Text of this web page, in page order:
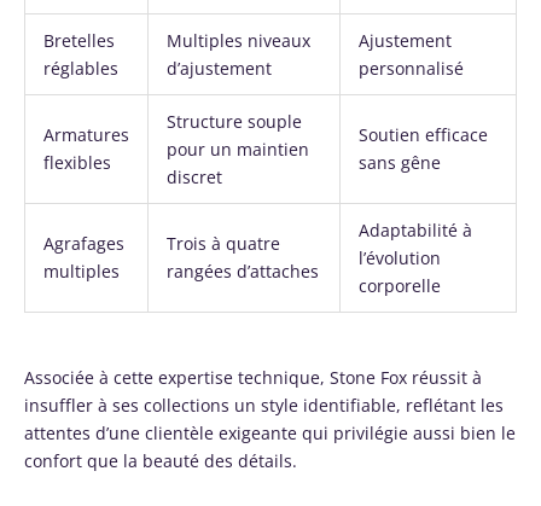
Bretelles
réglables
Multiples niveaux
d’ajustement
Ajustement
personnalisé
Armatures
flexibles
Structure souple
pour un maintien
discret
Soutien efficace
sans gêne
Agrafages
multiples
Trois à quatre
rangées d’attaches
Adaptabilité à
l’évolution
corporelle
Associée à cette expertise technique, Stone Fox réussit à
insuffler à ses collections un style identifiable, reflétant les
attentes d’une clientèle exigeante qui privilégie aussi bien le
confort que la beauté des détails.